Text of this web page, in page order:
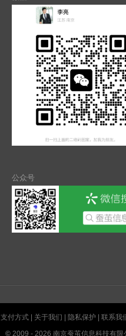
公众号
支付方式 关于我们 隐私保护 联系我
©2009 - 2026 南京蚕茧信息科技有限